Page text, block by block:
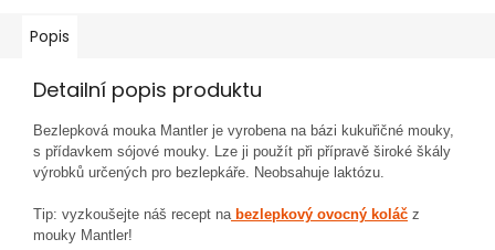
Popis
Detailní popis produktu
Bezlepková mouka Mantler je vyrobena na bázi kukuřičné mouky,
s přídavkem sójové mouky. Lze ji použít při přípravě široké škály
výrobků určených pro bezlepkáře. Neobsahuje laktózu.
Tip: vyzkoušejte náš recept nabezlepkový ovocný koláč z
mouky Mantler!